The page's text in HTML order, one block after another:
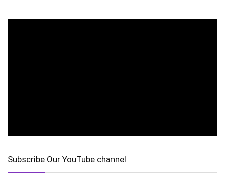
Subscribe Our YouTube channel